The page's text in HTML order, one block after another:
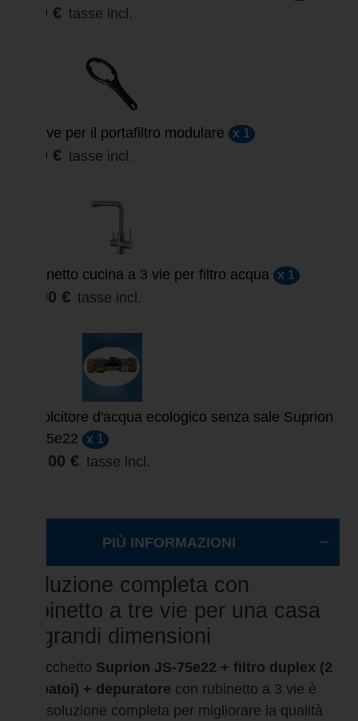
3,00 € tasse incl.
Chiave per il portafiltro modulare x 1
3,30 € tasse incl.
Rubinetto cucina a 3 vie per filtro acqua x 1
90,00 € tasse incl.
Addolcitore d'acqua ecologico senza sale Suprion
JS-75e22 x 1
859,00 € tasse incl.
PIÙ INFORMAZIONI
Soluzione completa con
rubinetto a tre vie per una casa
di grandi dimensioni
Il pacchetto Suprion JS-75e22 + filtro duplex (2
serbatoi) + depuratore con rubinetto a 3 vie è
una soluzione completa per migliorare la qualità